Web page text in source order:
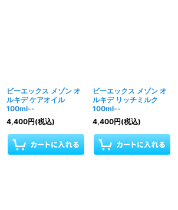
ビーエックス メゾン オ
ルキデ ケアオイル
100ml--
4,400円(税込)
ビーエックス メゾン オ
ルキデ リッチミルク
100ml--
4,400円(税込)